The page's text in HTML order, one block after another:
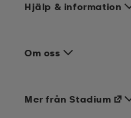
Hjälp & information
Om oss
Mer från Stadium